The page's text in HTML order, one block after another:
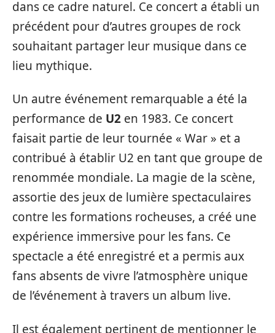
dans ce cadre naturel. Ce concert a établi un
précédent pour d’autres groupes de rock
souhaitant partager leur musique dans ce
lieu mythique.
Un autre événement remarquable a été la
performance de U2 en 1983. Ce concert
faisait partie de leur tournée « War » et a
contribué à établir U2 en tant que groupe de
renommée mondiale. La magie de la scène,
assortie des jeux de lumière spectaculaires
contre les formations rocheuses, a créé une
expérience immersive pour les fans. Ce
spectacle a été enregistré et a permis aux
fans absents de vivre l’atmosphère unique
de l’événement à travers un album live.
Il est également pertinent de mentionner le